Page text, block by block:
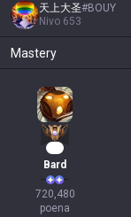
天上大圣#BOUY
Nivo 653
Mastery
Bard
720,480
poena